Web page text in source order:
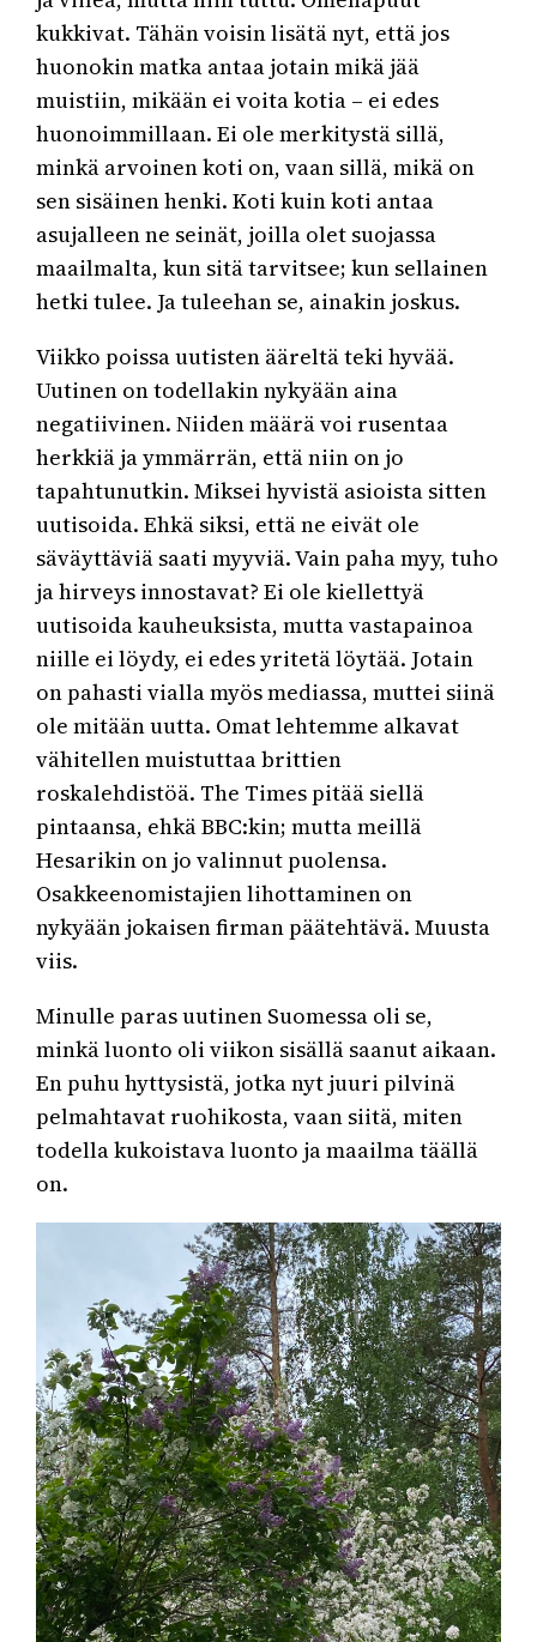
kukkivat. Tähän voisin lisätä nyt, että jos
huonokin matka antaa jotain mikä jää
muistiin, mikään ei voita kotia – ei edes
huonoimmillaan. Ei ole merkitystä sillä,
minkä arvoinen koti on, vaan sillä, mikä on
sen sisäinen henki. Koti kuin koti antaa
asujalleen ne seinät, joilla olet suojassa
maailmalta, kun sitä tarvitsee; kun sellainen
hetki tulee. Ja tuleehan se, ainakin joskus.
Viikko poissa uutisten ääreltä teki hyvää.
Uutinen on todellakin nykyään aina
negatiivinen. Niiden määrä voi rusentaa
herkkiä ja ymmärrän, että niin on jo
tapahtunutkin. Miksei hyvistä asioista sitten
uutisoida. Ehkä siksi, että ne eivät ole
säväyttäviä saati myyviä. Vain paha myy, tuho
ja hirveys innostavat? Ei ole kiellettyä
uutisoida kauheuksista, mutta vastapainoa
niille ei löydy, ei edes yritetä löytää. Jotain
on pahasti vialla myös mediassa, muttei siinä
ole mitään uutta. Omat lehtemme alkavat
vähitellen muistuttaa brittien
roskalehdistöä. The Times pitää siellä
pintaansa, ehkä BBC:kin; mutta meillä
Hesarikin on jo valinnut puolensa.
Osakkeenomistajien lihottaminen on
nykyään jokaisen firman päätehtävä. Muusta
viis.
Minulle paras uutinen Suomessa oli se,
minkä luonto oli viikon sisällä saanut aikaan.
En puhu hyttysistä, jotka nyt juuri pilvinä
pelmahtavat ruohikosta, vaan siitä, miten
todella kukoistava luonto ja maailma täällä
on.